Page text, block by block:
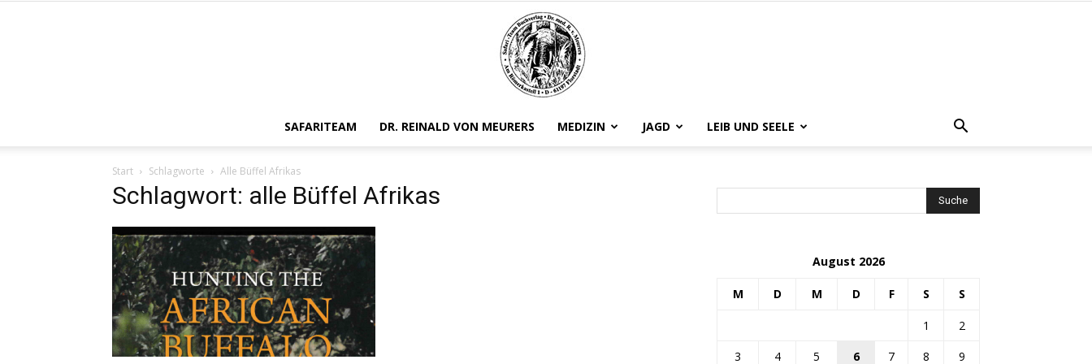
SAFARITEAM DR. REINALD VON MEURERS MEDIZIN JAGD LEIB UND SEELE
Start Schlagworte Alle Büffel Afrikas
Schlagwort: alle Büffel Afrikas
August 2026
M D M D F S S
1
2
3
4 5 6 7 8 9